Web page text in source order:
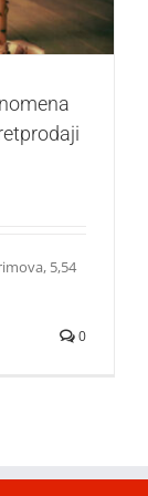
5,54
0